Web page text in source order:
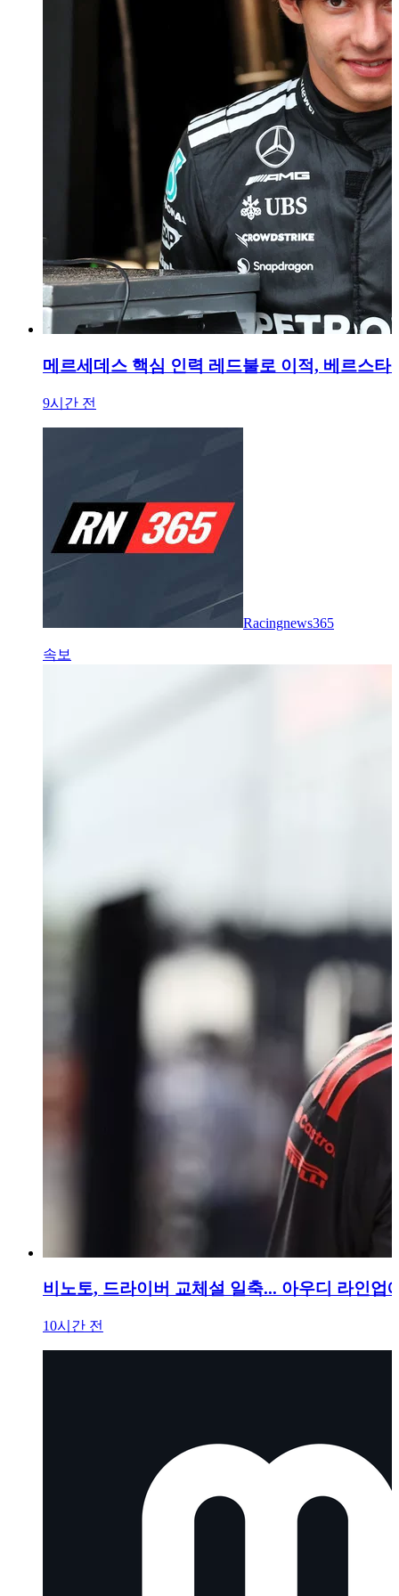
메르세데스 핵심 인력 레드불로 이적, 베르스타
9시간 전
Racingnews365
속보
비노토, 드라이버 교체설 일축... 아우디 라인업
10시간 전